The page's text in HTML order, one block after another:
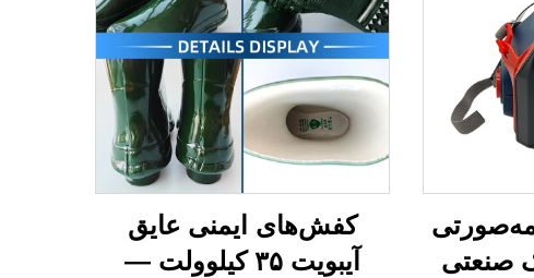
صنعتی
کفش‌های ایمنی عایق
آیبویت ۳۵ کیلوولت —